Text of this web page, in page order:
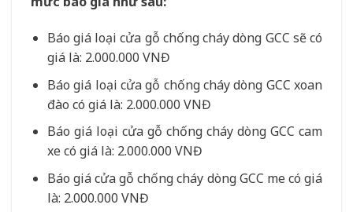
Báo giá loại cửa gỗ chống cháy dòng GCC sẽ có
giá là: 2.000.000 VNĐ
Báo giá loại cửa gỗ chống cháy dòng GCC xoan
đào có giá là: 2.000.000 VNĐ
Báo giá loại cửa gỗ chống cháy dòng GCC cam
xe có giá là: 2.000.000 VNĐ
Báo giá cửa gỗ chống cháy dòng GCC me có giá
là: 2.000.000 VNĐ